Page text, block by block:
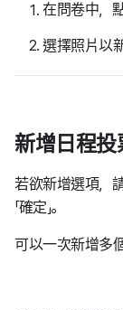
在問卷中，
選擇照片以
新增日程
若欲新增選項，
「確定」。
可以一次新增多